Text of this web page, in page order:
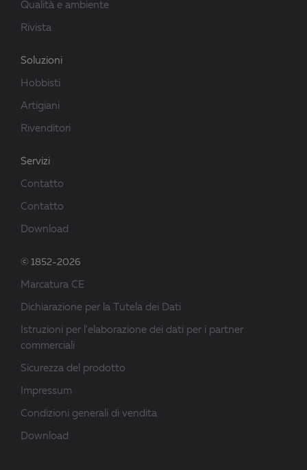
Qualità e ambiente
Rivista
Soluzioni
Hobbisti
Artigiani
Rivenditori
Servizi
Contatto
Contatto
Download
© 1852-2026
Marcatura CE
Dichiarazione per la Tutela dei Dati
Istruzioni per l'elaborazione dei dati per i partner
commerciali
Sicurezza del prodotto
Impressum
Condizioni generali di vendita
Download